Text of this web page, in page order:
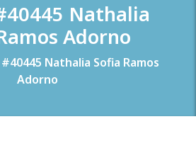
Nathalia
Adorno
Nathalia Sofia Ramos
Adorno